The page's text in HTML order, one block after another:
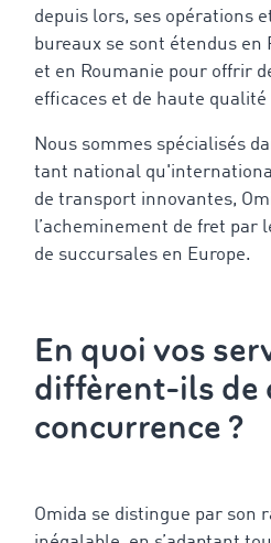
depuis lors, ses opérations
bureaux se sont étendus en
et en Roumanie pour offrir
efficaces et de haute qualité
Nous sommes spécialisés
tant national
de transport innovantes,
l’acheminement de fret par
de succursales en Europe.
En quoi vos
diffèrent-ils de
concurrence ?
Omida se distingue par son